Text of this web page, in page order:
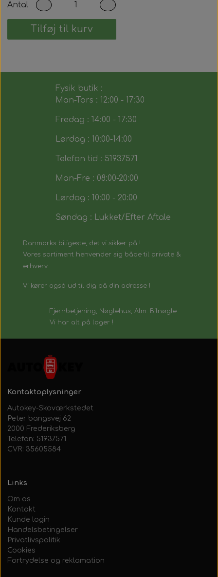
Komplet bilnøgle med fjernbetjening.
Præcis skæring af nøgleblad.
Programmering af startspærre (immobilizer).
Programmering af fjernbetjening.
Du modtager dermed en fuldt funktionsdygtig
bilnøgle, der fungerer på samme måde som den
Antal
Tilføj til kurv
Fysik butik :
Man-Tors : 12:00 - 17:30
Fredag : 14:00 - 17:30
Lørdag : 10:00-14:00
Telefon tid : 51937571
Man-Fre : 08:00-20:00
Lørdag : 10:00 - 20:00
Søndag : Lukket/Efter Aftale
Danmarks biligeste, det vi sikker på !
Vores sortiment henvender sig både til private &
erhverv.
Vi kører også ud til dig på din adresse !
Fjernbetjening, Nøglehus, Alm. Bilnøgle
Vi har alt på lager !
Kontaktoplysninger
Autokey-Skoværkstedet
Peter bangsvej 62
2000 Frederiksberg
Telefon: 51937571
CVR: 35605584
Links
Om os
Kontakt
Kunde login
Handelsbetingelser
Privatlivspolitik
Cookies
Fortrydelse og reklamation